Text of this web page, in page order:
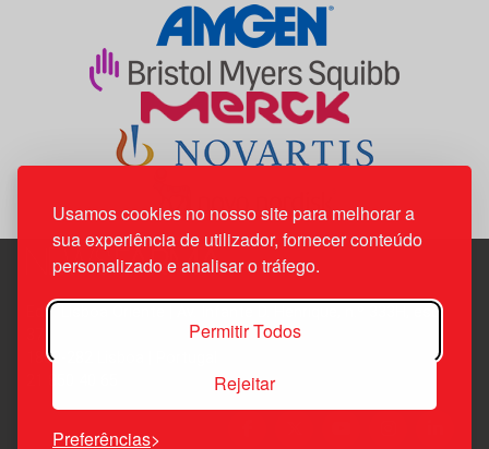
Usamos cookies no nosso site para melhorar a
sua experiência de utilizador, fornecer conteúdo
personalizado e analisar o tráfego.
Permitir Todos
Rejeitar
Preferências
Edif. Lisboa Oriente | Av. Infante D. Henrique, n.º 333H, esc.
1800-282 Lisboa | Portugal